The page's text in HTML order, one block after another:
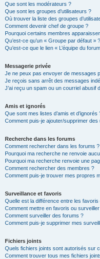
Que sont les modérateurs ?
Que sont les groupes d’utilisateurs ?
Où trouver la liste des groupes
Comment devenir chef de groupe ?
Pourquoi certains membres
Qu’est-ce qu’un « Groupe par défaut » ?
Qu’est-ce que le lien « L’équipe du
Messagerie privée
Je ne peux pas envoyer de messages
Je reçois sans arrêt des messages
J’ai reçu un spam ou un courriel abusif
Amis et ignorés
Que sont mes listes d’amis et d’ignorés
Comment puis-je ajouter/supprimer des
Recherche dans les forums
Comment rechercher dans les forums ?
Pourquoi ma recherche ne renvoie
Pourquoi ma recherche renvoie une
Comment rechercher des membres ?
Comment puis-je trouver mes propres
Surveillance et favoris
Quelle est la différence entre les
Comment mettre en favoris ou
Comment surveiller des forums ?
Comment puis-je supprimer mes
Fichiers joints
Quels fichiers joints sont autorisés sur
Comment trouver tous mes fichiers